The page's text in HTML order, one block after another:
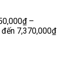
₫ –
7,370,000₫